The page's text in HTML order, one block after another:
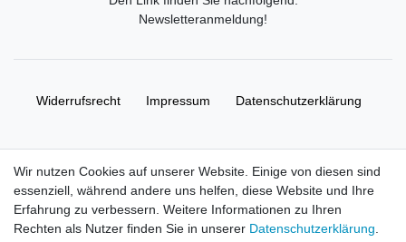
Newsletteranmeldung!
Widerrufs­recht Impressum Daten­schutz­erklärung
© Copyright 2026 | Alle Rechte vorbehalten. HL-
Handelsgesellschaft mbH.
Wir nutzen Cookies auf unserer Website. Einige von diesen sind
essenziell, während andere uns helfen, diese Website und Ihre
Erfahrung zu verbessern. Weitere Informationen zu Ihren
Rechten als Nutzer finden Sie in unserer Daten­schutz­erklärung